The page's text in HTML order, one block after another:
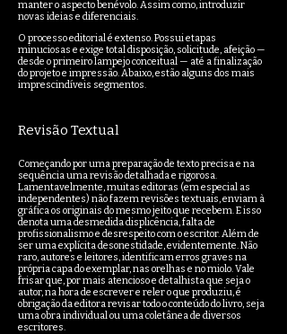
manter o aspecto benévolo. Assim como, introduzir
novas ideias e diferenciais.
O processo editorial é extenso. Possui etapas
minuciosas e exige total disposição, solicitude, afeição —
desde o primeiro lampejo conceitual — até a finalização
do projeto e impressão. Abaixo, estão alguns dos mais
imprescindíveis segmentos.
Revisão Textual
Começando por uma preparação de texto precisa e na
sequência uma revisão detalhada e rigorosa.
Lamentavelmente, muitas editoras (em especial as
independentes) não fazem revisões textuais, enviam à
gráfica os originais do mesmo jeito que recebem. E isso
denota uma desmedida displicência, falta de
profissionalismo e desrespeito com o escritor. Além de
ser uma explícita desonestidade, evidentemente. Não
raro, autores e leitores, identificam erros graves na
própria capa do exemplar, nas orelhas e no miolo. Vale
frisar que, por mais atencioso e detalhista que seja o
autor, na hora de escrever e reler o que produziu, é
obrigação da editora revisar todo o conteúdo do livro, seja
uma obra individual ou uma coletânea de diversos
escritores.